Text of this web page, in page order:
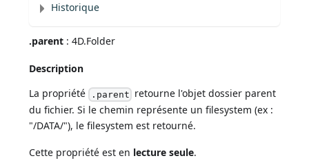
Historique
.parent : 4D.Folder
Description
La propriété .parent retourne l'objet dossier parent
du fichier. Si le chemin représente un filesystem (ex :
"/DATA/"), le filesystem est retourné.
Cette propriété est en lecture seule.